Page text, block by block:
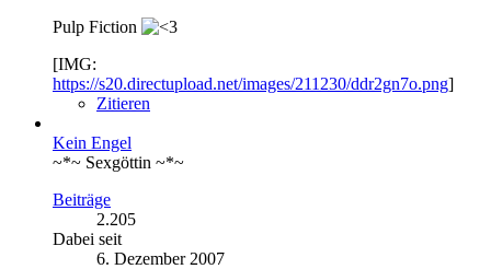
Pulp Fiction
[IMG:
https://s20.directupload.net/images/211230/ddr2gn7o.png]
Zitieren
Kein Engel
~*~ Sexgöttin ~*~
Beiträge
2.205
Dabei seit
6. Dezember 2007